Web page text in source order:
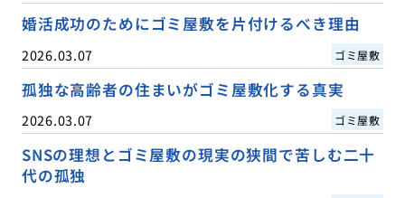
婚活成功のためにゴミ屋敷を片付けるべき理由
2026.03.07 ゴミ屋敷
孤独な高齢者の住まいがゴミ屋敷化する真実
2026.03.07 ゴミ屋敷
SNSの理想とゴミ屋敷の現実の狭間で苦しむ二十
代の孤独